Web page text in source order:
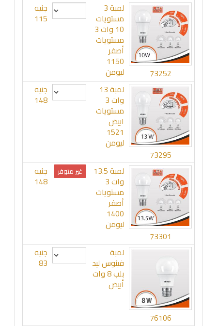
73252
لمبة 3
مستويات
10 وات 3
مستويات
أصفر
1150
ليومن
جنيه
115
73295
لمبة 13
وات 3
مستويات
ابيض
1521
ليومن
جنيه
148
73301
لمبة 13.5
وات 3
مستويات
أصفر
1400
ليومن
غير متوفر جنيه
148
76106
لمبة
فينوس ليد
بلب 8 وات
أبيض
جنيه
83